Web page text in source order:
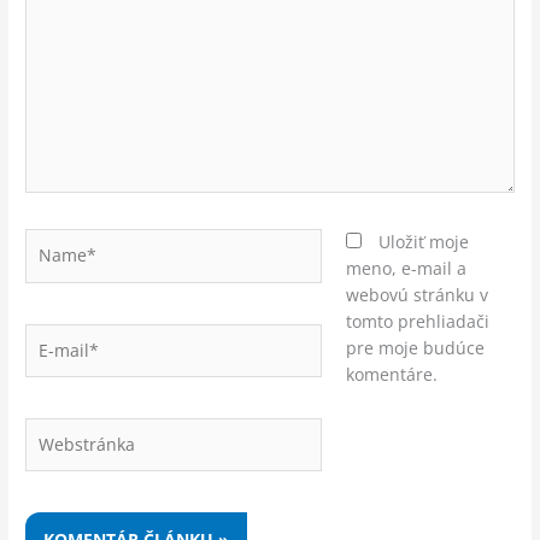
mail*
Uložiť moje
meno, e-mail a
webovú stránku v
tomto prehliadači
pre moje budúce
komentáre.